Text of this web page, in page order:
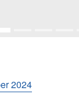
2024